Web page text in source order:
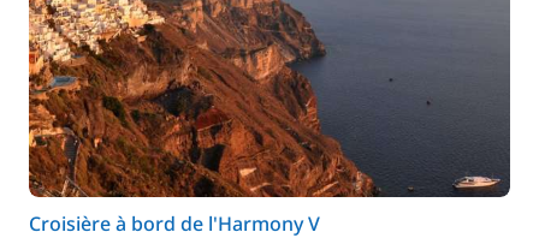
Croisière à bord de l'Harmony V